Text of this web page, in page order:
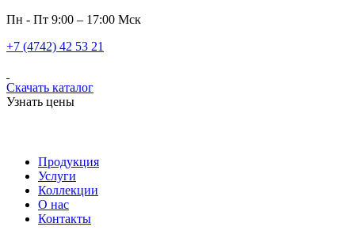
Пн - Пт 9:00 – 17:00 Мск
+7 (4742) 42 53 21
Скачать каталог
Узнать цены
Продукция
Услуги
Коллекции
О нас
Контакты